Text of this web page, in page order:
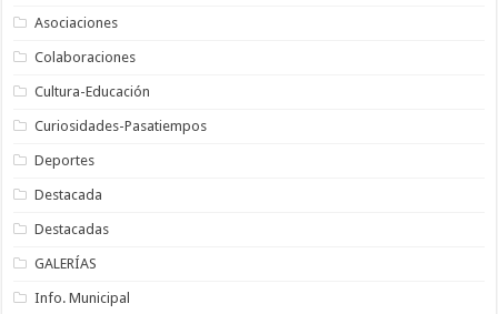
Asociaciones
Colaboraciones
Cultura-Educación
Curiosidades-Pasatiempos
Deportes
Destacada
Destacadas
GALERÍAS
Info. Municipal